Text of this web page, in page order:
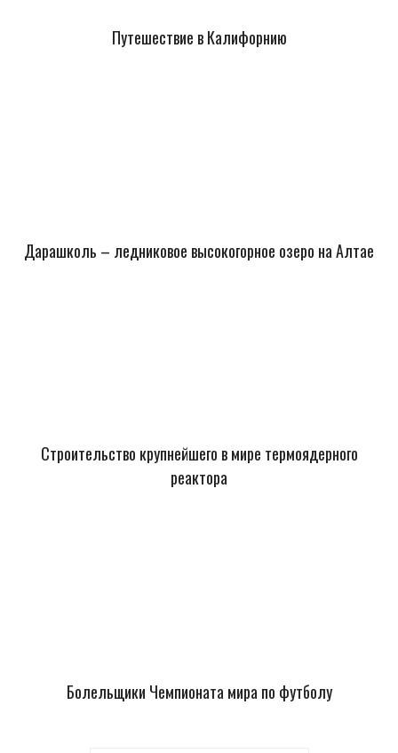
Путешествие в Калифорнию
Дарашколь – ледниковое высокогорное озеро на Алтае
Строительство крупнейшего в мире термоядерного
реактора
Болельщики Чемпионата мира по футболу